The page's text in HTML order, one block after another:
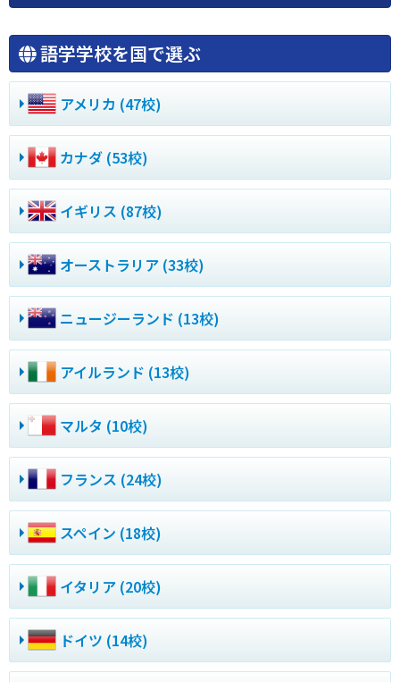
語学学校を国で選ぶ
アメリカ (47校)
カナダ (53校)
イギリス (87校)
オーストラリア (33校)
ニュージーランド (13校)
アイルランド (13校)
マルタ (10校)
フランス (24校)
スペイン (18校)
イタリア (20校)
ドイツ (14校)